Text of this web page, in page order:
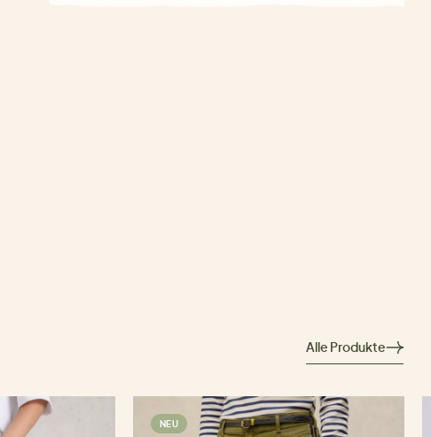
Alle Produkte
NEU